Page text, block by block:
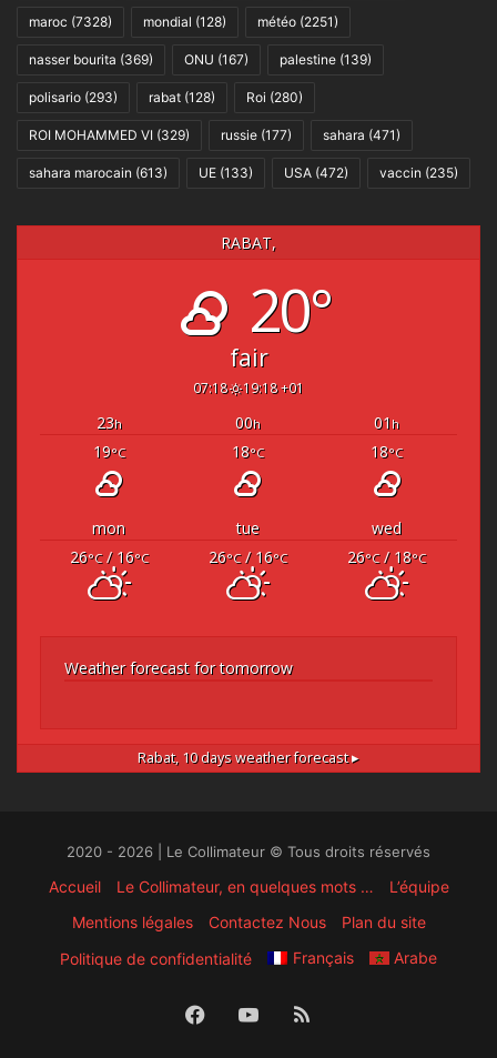
maroc (7328) mondial (128) météo (2251)
nasser bourita (369) ONU (167) palestine (139)
polisario (293) rabat (128) Roi (280)
ROI MOHAMMED VI (329) russie (177) sahara (471)
sahara marocain (613) UE (133) USA (472) vaccin (235)
RABAT,
20°
fair
07:18 19:18 +01
23h 00h 01 h
19°C 18°C 18°C
mon tue
wed
26°C/ 16°C 26°C/ 16°C 26°C/ 18°C
Weather forecast for tomorrow
Rabat, 10 days weather forecast ▸
2020 - 2026 | Le Collimateur © Tous droits réservés
Accueil Le Collimateur, en quelques mots …
L’équipe
Mentions légales
Contactez Nous
Plan du site
Politique de confidentialité
Français Arabe
FacebookYouTube